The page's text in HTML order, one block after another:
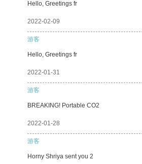
Hello, Greetings fr
2022-02-09
游客
Hello, Greetings fr
2022-01-31
游客
BREAKING! Portable CO2
2022-01-28
游客
Horny Shriya sent you 2